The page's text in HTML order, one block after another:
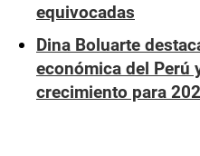
equivocadas
Dina Boluarte
económica del Perú
crecimiento para